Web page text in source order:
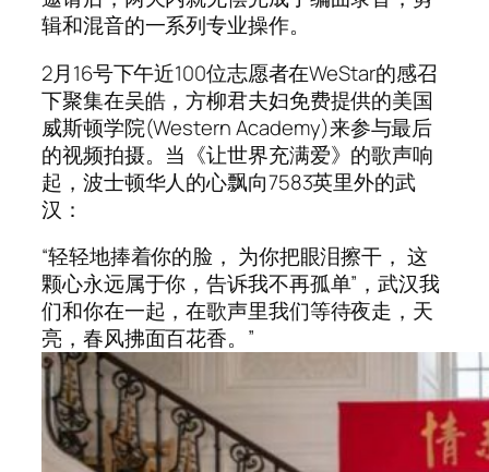
辑和混音的一系列专业操作。
2月16号下午近100位志愿者在WeStar的感召
下聚集在吴皓，方柳君夫妇免费提供的美国
威斯顿学院(Western Academy)来参与最后
的视频拍摄。当《让世界充满爱》的歌声响
起，波士顿华人的心飘向7583英里外的武
汉：
“轻轻地捧着你的脸， 为你把眼泪擦干， 这
颗心永远属于你，告诉我不再孤单”，武汉我
们和你在一起，在歌声里我们等待夜走，天
亮，春风拂面百花香。”